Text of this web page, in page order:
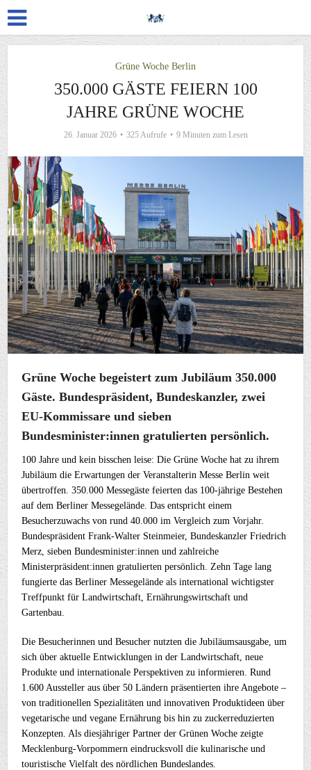
Grüne Woche Berlin
350.000 GÄSTE FEIERN 100
JAHRE GRÜNE WOCHE
26. Januar 2026 325 Aufrufe 9 Minuten zum Lesen
Grüne Woche begeistert zum Jubiläum 350.000
Gäste. Bundespräsident, Bundeskanzler, zwei
EU-Kommissare und sieben
Bundesminister:innen gratulierten persönlich.
100 Jahre und kein bisschen leise: Die Grüne Woche hat zu ihrem
Jubiläum die Erwartungen der Veranstalterin Messe Berlin weit
übertroffen. 350.000 Messegäste feierten das 100-jährige Bestehen
auf dem Berliner Messegelände. Das entspricht einem
Besucherzuwachs von rund 40.000 im Vergleich zum Vorjahr.
Bundespräsident Frank-Walter Steinmeier, Bundeskanzler Friedrich
Merz, sieben Bundesminister:innen und zahlreiche
Ministerpräsident:innen gratulierten persönlich. Zehn Tage lang
fungierte das Berliner Messegelände als international wichtigster
Treffpunkt für Landwirtschaft, Ernährungswirtschaft und
Gartenbau.
Die Besucherinnen und Besucher nutzten die Jubiläumsausgabe, um
sich über aktuelle Entwicklungen in der Landwirtschaft, neue
Produkte und internationale Perspektiven zu informieren. Rund
1.600 Aussteller aus über 50 Ländern präsentierten ihre Angebote –
von traditionellen Spezialitäten und innovativen Produktideen über
vegetarische und vegane Ernährung bis hin zu zuckerreduzierten
Konzepten. Als diesjähriger Partner der Grünen Woche zeigte
Mecklenburg-Vorpommern eindrucksvoll die kulinarische und
touristische Vielfalt des nördlichen Bundeslandes.